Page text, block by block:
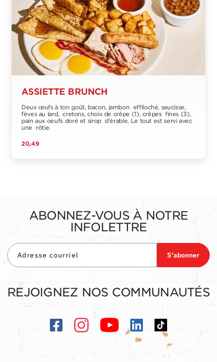
ASSIETTE BRUNCH
Deux œufs à ton goût, bacon, jambon effiloché, saucisse,
fèves au lard, cretons, choix de crêpe (1), crêpes fines (3),
pain aux oeufs doré et sirop d'érable. Le tout est servi avec
une rôtie.
20,49
ABONNEZ-VOUS À NOTRE
INFOLETTRE
S'abonner
REJOIGNEZ NOS COMMUNAUTÉS